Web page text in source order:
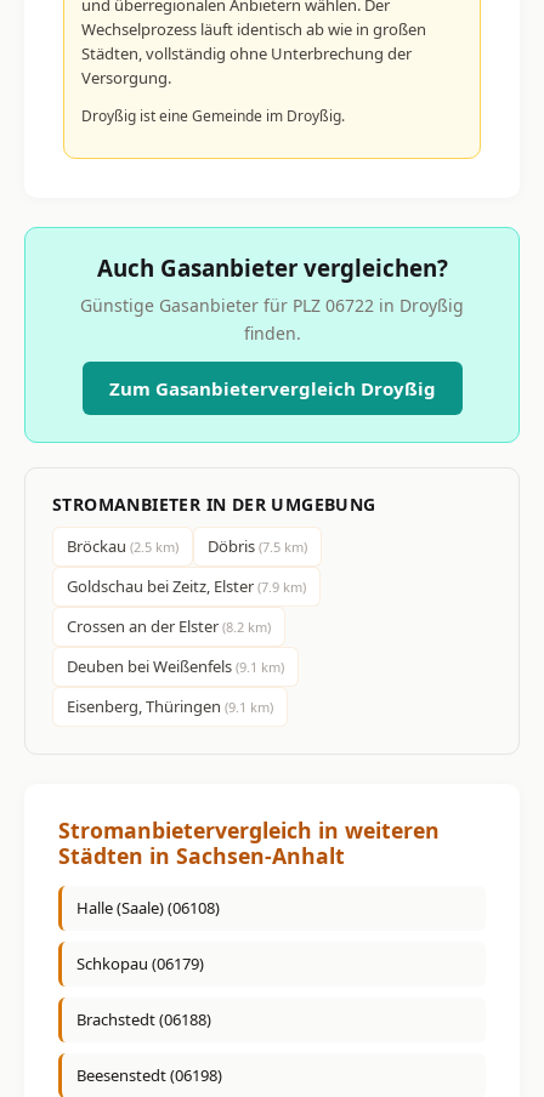
und überregionalen Anbietern wählen. Der
Wechselprozess läuft identisch ab wie in großen
Städten, vollständig ohne Unterbrechung der
Versorgung.
Droyßig ist eine Gemeinde im Droyßig.
Auch Gasanbieter vergleichen?
Günstige Gasanbieter für PLZ 06722 in Droyßig
finden.
Zum Gasanbietervergleich Droyßig
STROMANBIETER IN DER UMGEBUNG
Bröckau (2.5 km) Döbris (7.5 km)
Goldschau bei Zeitz, Elster (7.9 km)
Crossen an der Elster (8.2 km)
Deuben bei Weißenfels (9.1 km)
Eisenberg, Thüringen (9.1 km)
Stromanbietervergleich in weiteren
Städten in Sachsen-Anhalt
Halle (Saale) (06108)
Schkopau (06179)
Brachstedt (06188)
Beesenstedt (06198)